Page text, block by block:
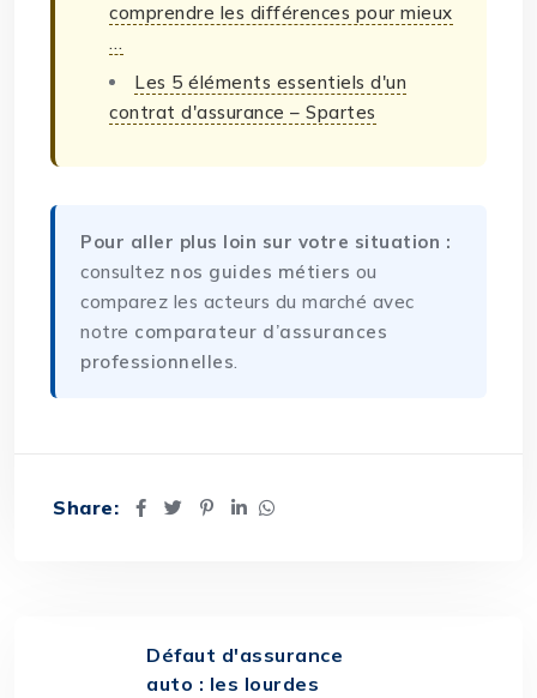
comprendre les différences pour mieux
…
Les 5 éléments essentiels d'un
contrat d'assurance – Spartes
Pour aller plus loin sur votre situation :
consultez nos guides métiers ou
comparez les acteurs du marché avec
notre comparateur d’assurances
professionnelles.
Share:
Défaut d'assurance
auto : les lourdes